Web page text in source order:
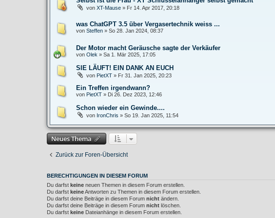
von XT-Mause » Fr 14. Apr 2017, 20:18
was ChatGPT 3.5 über Vergasertechnik weiss ...
von Steffen » So 28. Jan 2024, 08:37
Der Motor macht Geräusche sagte der Verkäufer
von Olek » Sa 1. Mär 2025, 17:05
SIE LÄUFT! EIN DANK AN EUCH
von PietXT » Fr 31. Jan 2025, 20:23
Ein Treffen irgendwann?
von PietXT » Di 26. Dez 2023, 12:46
Schon wieder ein Gewinde....
von IronChris » So 19. Jan 2025, 11:54
Neues Thema
Zurück zur Foren-Übersicht
BERECHTIGUNGEN IN DIESEM FORUM
Du darfst keine neuen Themen in diesem Forum erstellen.
Du darfst keineAntworten zu Themen in diesem Forum erstellen.
Du darfst deine Beiträge in diesem Forum nicht ändern.
Du darfst deine Beiträge in diesem Forum nicht löschen.
Du darfst keine Dateianhänge in diesem Forum erstellen.